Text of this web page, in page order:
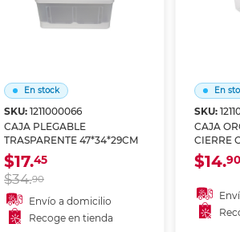
En stock
SKU: 1211000066
CAJA PLEGABLE
TRASPARENTE 47*34*29CM
$17.45
$34.90
Envío a domicilio
Recoge en tienda
En
SKU:
CAJA
CIERRE
STERILITE
$14.90